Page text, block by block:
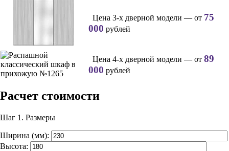
Цена 3-х дверной модели — от 75
000 рублей
Цена 4-х дверной модели — от 89
000 рублей
Расчет стоимости
Шаг 1. Размеры
Ширина (мм):
Высота: